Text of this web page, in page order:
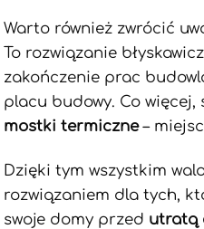
Warto również zwrócić
To rozwiązanie
zakończenie prac
placu budowy. Co
mostki termiczne–
Dzięki tym wszystkim
rozwiązaniem dla tych,
swoje domy przed utratą